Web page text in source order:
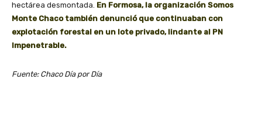
hectárea desmontada. En Formosa, la organización Somos
Monte Chaco también denunció que continuaban con
explotación forestal en un lote privado, lindante al PN
Impenetrable.
Fuente: Chaco Día por Día